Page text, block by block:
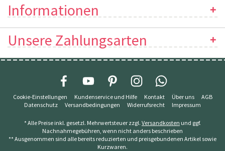
Informationen
Unsere Zahlungsarten
Cookie-Einstellungen Kundenservice und Hilfe Kontakt Über uns
AGB
Datenschutz
Versandbedingungen Widerrufsrecht Impressum
* Alle Preise inkl. gesetzl. Mehrwertsteuer zzgl. Versandkosten und ggf.
Nachnahmegebühren, wenn nicht anders beschrieben
** Ausgenommen sind alle bereits reduzierten und preisgebundenen Artikel sowie
Kurzwaren.